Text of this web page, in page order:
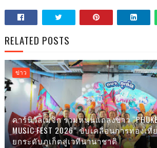
RELATED POSTS
ข่าว
คาร์นิวัลเมจิก ร่วมหนุนแถลงข่าว “PHUKET
MUSIC FEST 2026” ขับเคลื่อนการท่องเ
ยกระดับภูเก็ตสู่เวทีนานาชาติ